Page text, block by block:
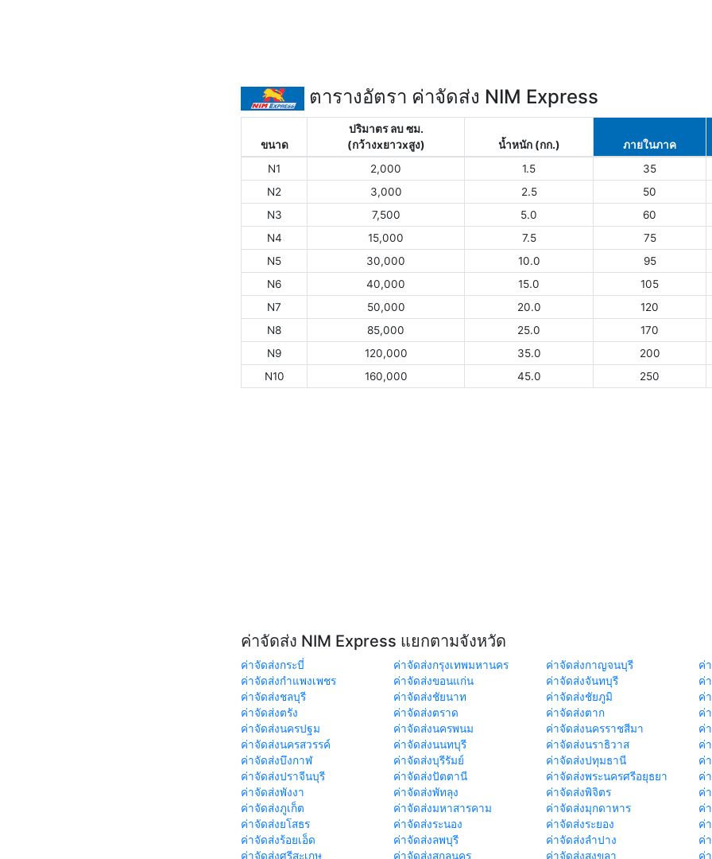
ตารางอัตรา ค่าจัดส่ง NIM Express
ขนาด
ปริมาตร ลบ ซม.
(กว้างxยาวxสูง)
น้ำหนัก (กก.) ภายในภาค
N1
2,000 1.5 35
N2
3,000 2.5 50
N3
7,500 5.0 60
N4
15,000 7.5 75
N5
30,000 10.0 95
N6
40,000 15.0 105
N7
50,000 20.0 120
N8
85,000 25.0 170
N9
120,000 35.0 200
N10
160,000 45.0 250
ค่าจัดส่ง NIM Express แยกตามจังหวัด
ค่าจัดส่งกระบี่ ค่าจัดส่งกรุงเทพมหานคร ค่าจัดส่งกาญจนบุรี
ค่
ค่าจัดส่งกำแพงเพชร
ค่าจัดส่งขอนแก่น ค่าจัดส่งจันทบุรี
ค่
ค่าจัดส่งชลบุรี
ค่าจัดส่งชัยนาท ค่าจัดส่งชัยภูมิ
ค่
ค่าจัดส่งตรัง
ค่าจัดส่งตราด ค่าจัดส่งตาก
ค่
ค่าจัดส่งนครปฐม
ค่าจัดส่งนครพนม ค่าจัดส่งนครราชสีมา
ค่
ค่าจัดส่งนครสวรรค์
ค่าจัดส่งนนทบุรี ค่าจัดส่งนราธิวาส
ค่
ค่าจัดส่งบึงกาฬ
ค่าจัดส่งบุรีรัมย์ ค่าจัดส่งปทุมธานี
ค่
ค่าจัดส่งปราจีนบุรี
ค่าจัดส่งปัตตานี ค่าจัดส่งพระนครศรีอยุธยา
ค่
ค่าจัดส่งพังงา
ค่าจัดส่งพัทลุง ค่าจัดส่งพิจิตร
ค่
ค่าจัดส่งภูเก็ต
ค่าจัดส่งมหาสารคาม ค่าจัดส่งมุกดาหาร
ค่
ค่าจัดส่งยโสธร
ค่าจัดส่งระนอง ค่าจัดส่งระยอง
ค่
ค่าจัดส่งร้อยเอ็ด
ค่าจัดส่งลพบุรี ค่าจัดส่งลำปาง
ค่
ค่าจัดส่งศรีสะเกษ
ค่าจัดส่งสกลนคร ค่าจัดส่งสงขลา ค่